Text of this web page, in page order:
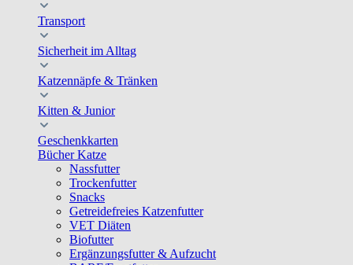
Transport
Sicherheit im Alltag
Katzennäpfe & Tränken
Kitten & Junior
Geschenkkarten
Bücher Katze
Nassfutter
Trockenfutter
Snacks
Getreidefreies Katzenfutter
VET Diäten
Biofutter
Ergänzungsfutter & Aufzucht